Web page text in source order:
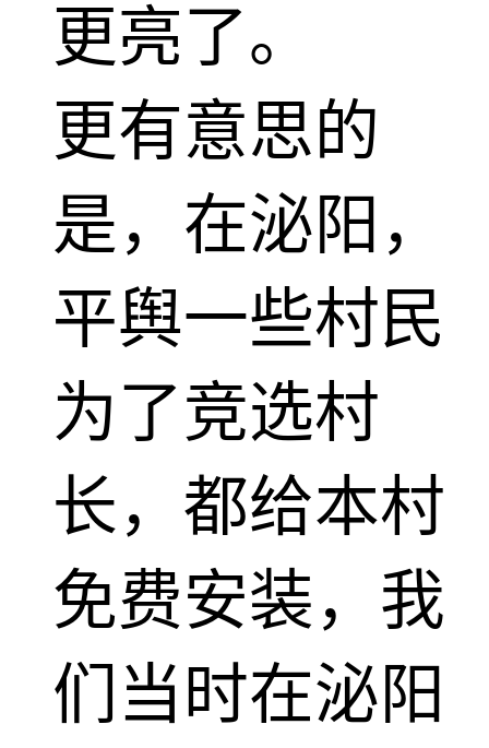
更亮了。
更有意思的
是，在泌阳，
平舆一些村民
为了竞选村
长，都给本村
免费安装，我
们当时在泌阳